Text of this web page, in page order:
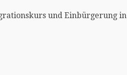
und Einbürgerung in